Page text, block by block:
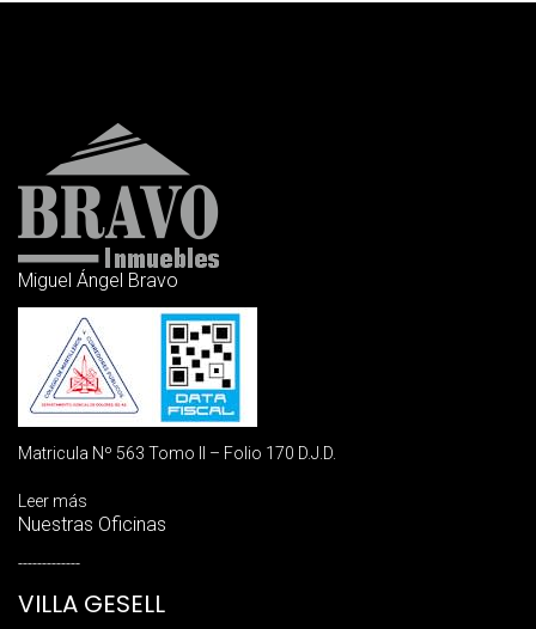
Miguel Ángel Bravo
Matricula Nº 563 Tomo II – Folio 170 D.J.D.
Leer más
Nuestras Oficinas
-------------
VILLA GESELL